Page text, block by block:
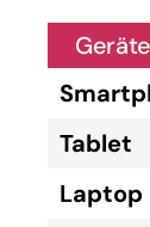
Tablet
Laptop